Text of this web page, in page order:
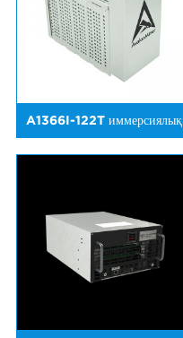
A1366I-122T иммерсиялық
салқындату